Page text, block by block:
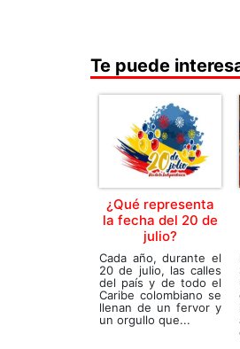
Te puede
¿Qué representa
la fecha del 20 de
julio?
Cada año, durante el
20 de julio, las calles
del país y de todo el
Caribe colombiano se
llenan de un fervor y
un orgullo que...